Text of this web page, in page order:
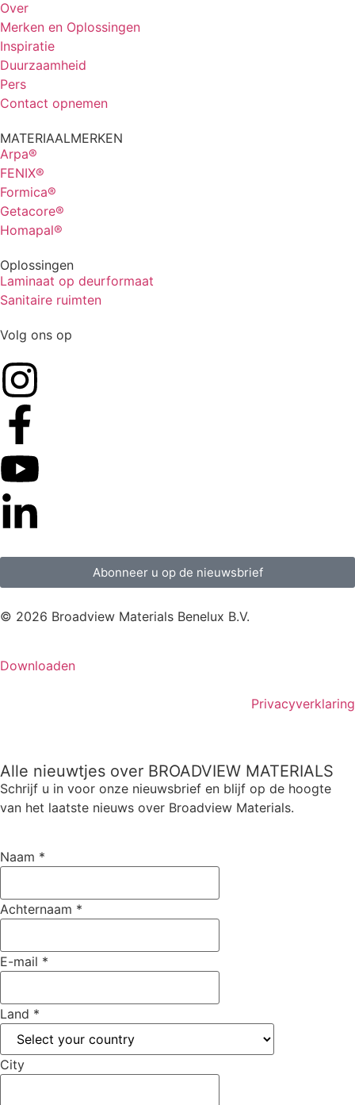
Over
Merken en Oplossingen
Inspiratie
Duurzaamheid
Pers
Contact opnemen
MATERIAALMERKEN
Arpa®
FENIX®
Formica®
Getacore®
Homapal®
Oplossingen
Laminaat op deurformaat
Sanitaire ruimten
Volg ons op
Abonneer u op de nieuwsbrief
© 2026 Broadview Materials Benelux B.V.
Downloaden
Privacyverklaring
Alle nieuwtjes over BROADVIEW MATERIALS
Schrijf u in voor onze nieuwsbrief en blijf op de hoogte
van het laatste nieuws over Broadview Materials.
Naam *
Achternaam *
E-mail *
Land *
City